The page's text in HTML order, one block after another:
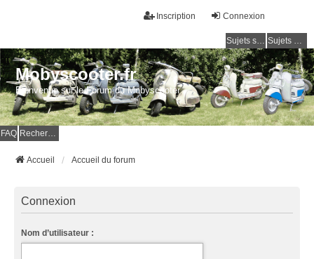
Connexion
Inscription
Sujets sans réponse Sujets actifs
Mobyscooter.fr
Bienvenue sur le Forum du Mobyscooter
FAQ Rechercher
Accueil Accueil du forum
Connexion
Nom d’utilisateur :